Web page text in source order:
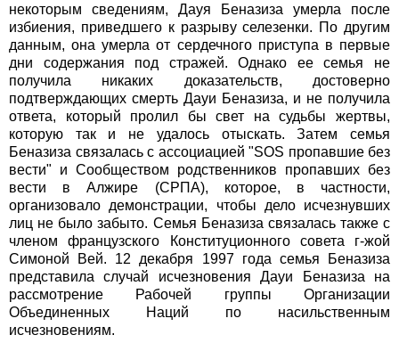
некоторым сведениям, Дауя Беназиза умерла после
избиения, приведшего к разрыву селезенки. По другим
данным, она умерла от сердечного приступа в первые
дни содержания под стражей. Однако ее семья не
получила никаких доказательств, достоверно
подтверждающих смерть Дауи Беназиза, и не получила
ответа, который пролил бы свет на судьбы жертвы,
которую так и не удалось отыскать. Затем семья
Беназиза связалась с ассоциацией "SOS пропавшие без
вести" и Сообществом родственников пропавших без
вести в Алжире (СРПА), которое, в частности,
организовало демонстрации, чтобы дело исчезнувших
лиц не было забыто. Семья Беназиза связалась также с
членом французского Конституционного совета г-жой
Симоной Вей. 12 декабря 1997 года семья Беназиза
представила случай исчезновения Дауи Беназиза на
рассмотрение Рабочей группы Организации
Объединенных Наций по насильственным
исчезновениям.